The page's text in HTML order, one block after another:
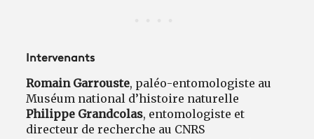
Intervenants
Romain Garrouste, paléo-entomologiste au
Muséum national d’histoire naturelle
Philippe Grandcolas, entomologiste et
directeur de recherche au CNRS